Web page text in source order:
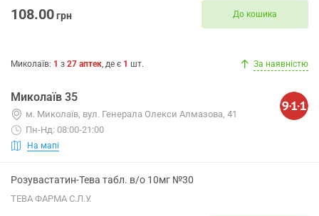
108.00грн До кошика
Миколаїв: 1 з 27 аптек, де є 1 шт. За наявністю
Миколаїв 35
м. Миколаїв, вул. Генерала Олекси Алмазова, 41
Пн-Нд: 08:00-21:00
На мапі
Розувастатин-Тева табл. в/о 10мг №30
ТЕВА ФАРМА С.Л.У.